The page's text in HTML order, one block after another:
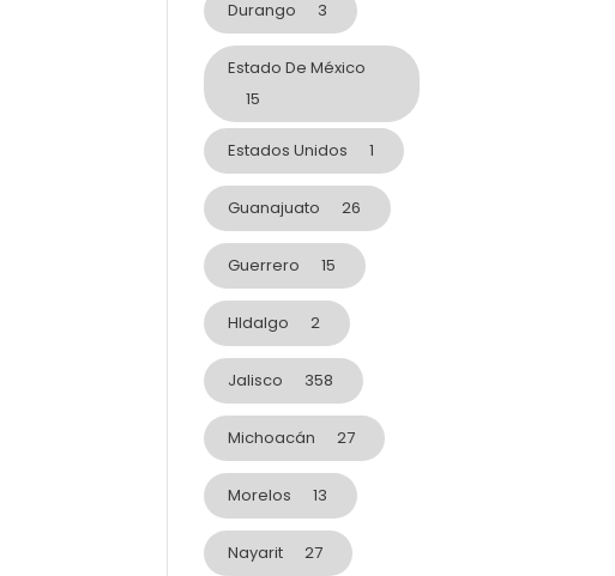
Durango 3
Estado De México
15
Estados Unidos 1
Guanajuato 26
Guerrero 15
HIdalgo 2
Jalisco 358
Michoacán 27
Morelos 13
Nayarit 27